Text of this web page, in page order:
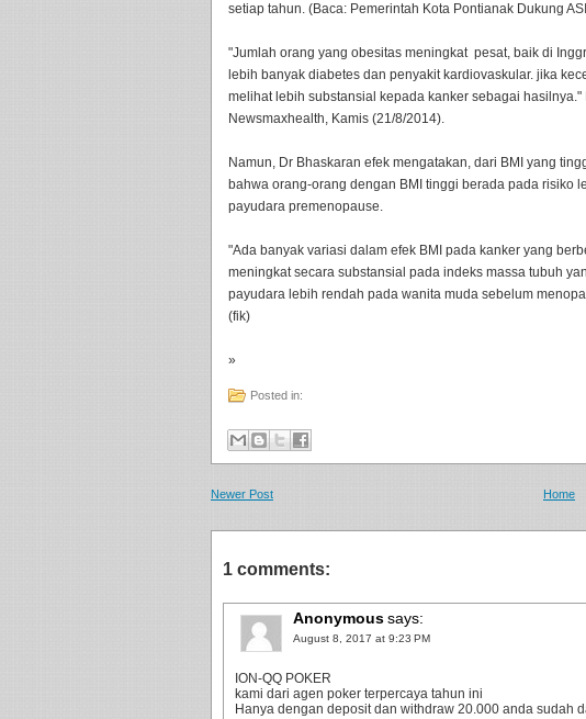
setiap tahun. (Baca: Pemerintah Kota Pontianak Dukung
"Jumlah orang yang obesitas meningkat pesat, baik di
lebih banyak diabetes dan penyakit kardiovaskular. jika
melihat lebih substansial kepada kanker sebagai
Newsmaxhealth, Kamis (21/8/2014).
Namun, Dr Bhaskaran efek mengatakan, dari BMI yang
bahwa orang-orang dengan BMI tinggi berada pada risiko
payudara premenopause.
"Ada banyak variasi dalam efek BMI pada kanker yang
meningkat secara substansial pada indeks massa tubuh
payudara lebih rendah pada wanita muda sebelum
(fik)
»
Posted in:
Newer Post Home
1 comments:
Anonymoussays:
August 8, 2017 at 9:23 PM
ION-QQ POKER
kami dari agen poker terpercaya tahun ini
Hanya dengan deposit dan withdraw 20.000 anda sudah